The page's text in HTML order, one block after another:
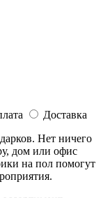
Доставка
Нет ничего
дом или офис
на пол помогут